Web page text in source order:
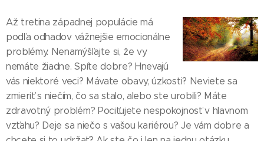
Až tretina západnej populácie má
podľa odhadov vážnejšie emocionálne
problémy. Nenamýšľajte si, že vy
nemáte žiadne. Spíte dobre? Hnevajú
vás niektoré veci? Mávate obavy, úzkosti? Neviete sa
zmieriť s niečím, čo sa stalo, alebo ste urobili? Máte
zdravotný problém? Pociťujete nespokojnosť v hlavnom
vzťahu? Deje sa niečo s vašou kariérou? Je vám dobre a